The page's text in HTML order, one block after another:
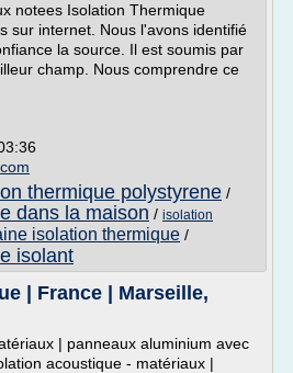
notees Isolation Thermique
sur internet. Nous l'avons identifié
la source. Il est soumis par
champ. Nous comprendre ce
thermique polystyrene /
dans la maison / isolation
isolation thermique /
isolant
| France | Marseille,
| panneaux aluminium avec
acoustique - matériaux |